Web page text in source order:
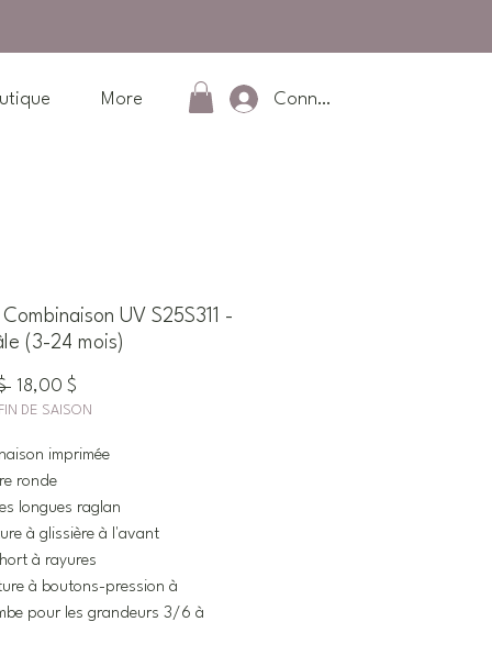
More Connexion
UV S25S311 -
(3-24 mois)
Prix
original
18,00 $
promotionnel
DE SAISON
imprimée
ronde
longues raglan
à glissière à l'avant
à rayures
à boutons-pression à
pour les grandeurs 3/6 à